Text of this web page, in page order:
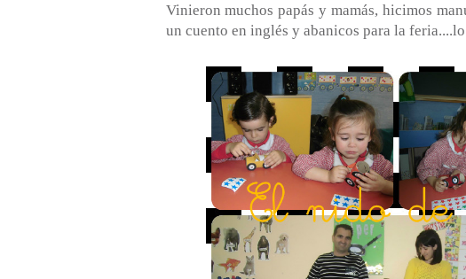
Vinieron muchos papás y mamás, hicimos
un cuento en inglés y abanicos para la